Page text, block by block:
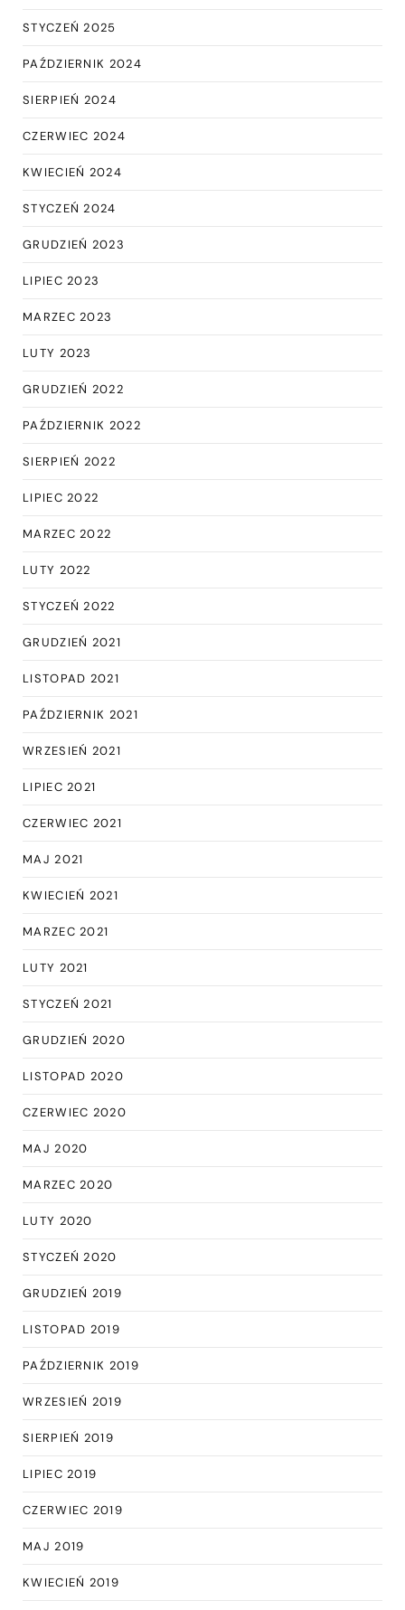
STYCZEŃ 2025
PAŹDZIERNIK 2024
SIERPIEŃ 2024
CZERWIEC 2024
KWIECIEŃ 2024
STYCZEŃ 2024
GRUDZIEŃ 2023
LIPIEC 2023
MARZEC 2023
LUTY 2023
GRUDZIEŃ 2022
PAŹDZIERNIK 2022
SIERPIEŃ 2022
LIPIEC 2022
MARZEC 2022
LUTY 2022
STYCZEŃ 2022
GRUDZIEŃ 2021
LISTOPAD 2021
PAŹDZIERNIK 2021
WRZESIEŃ 2021
LIPIEC 2021
CZERWIEC 2021
MAJ 2021
KWIECIEŃ 2021
MARZEC 2021
LUTY 2021
STYCZEŃ 2021
GRUDZIEŃ 2020
LISTOPAD 2020
CZERWIEC 2020
MAJ 2020
MARZEC 2020
LUTY 2020
STYCZEŃ 2020
GRUDZIEŃ 2019
LISTOPAD 2019
PAŹDZIERNIK 2019
WRZESIEŃ 2019
SIERPIEŃ 2019
LIPIEC 2019
CZERWIEC 2019
MAJ 2019
KWIECIEŃ 2019